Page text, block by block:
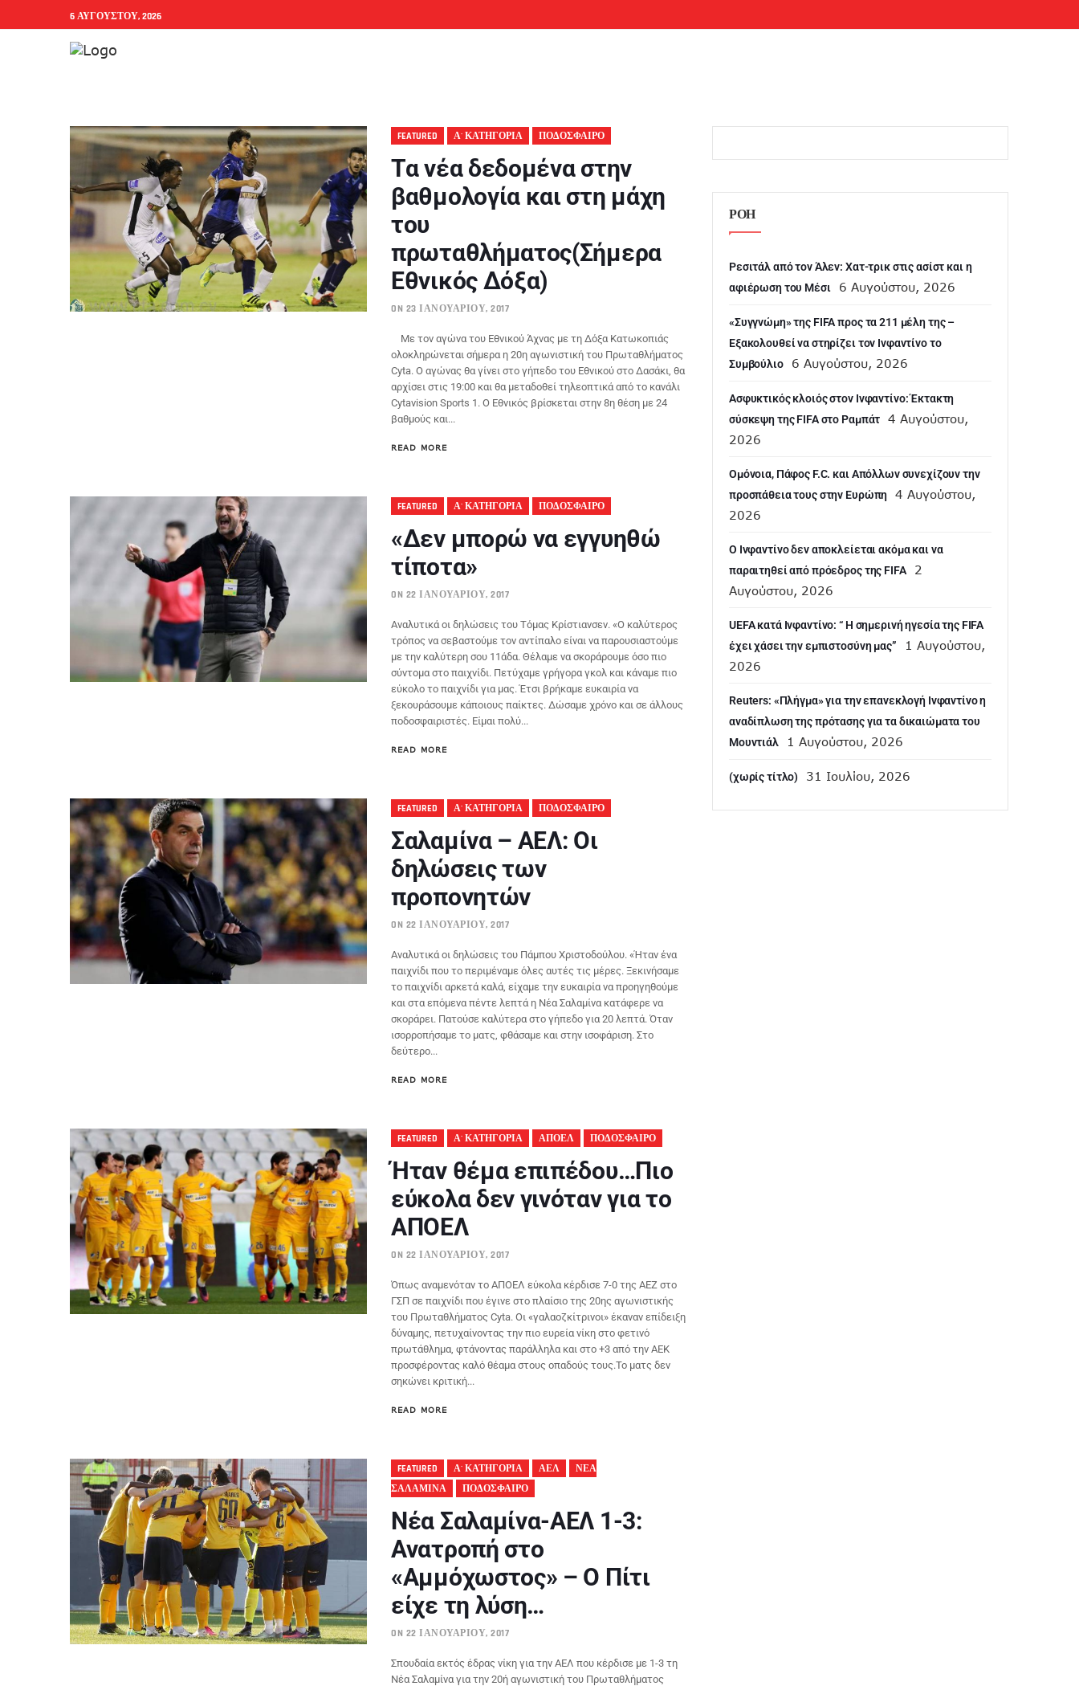
6 ΑΥΓΟΎΣΤΟΥ, 2026
FEATURED Α' ΚΑΤΗΓΟΡΙΑ ΠΟΔΟΣΦΑΙΡΟ
Τα νέα δεδομένα στην
βαθμολογία και στη μάχη
του
πρωταθλήματος(Σήμερα
Εθνικός Δόξα)
ON 23 ΙΑΝΟΥΑΡΊΟΥ, 2017
Με τον αγώνα του Εθνικού Άχνας με τη Δόξα Κατωκοπιάς
ολοκληρώνεται σήμερα η 20η αγωνιστική του Πρωταθλήματος
Cyta. Ο αγώνας θα γίνει στο γήπεδο του Εθνικού στο Δασάκι, θα
αρχίσει στις 19:00 και θα μεταδοθεί τηλεοπτικά από το κανάλι
Cytavision Sports 1. Ο Εθνικός βρίσκεται στην 8η θέση με 24
βαθμούς και...
READ MORE
FEATURED Α' ΚΑΤΗΓΟΡΙΑ ΠΟΔΟΣΦΑΙΡΟ
«Δεν μπορώ να εγγυηθώ
τίποτα»
ON 22 ΙΑΝΟΥΑΡΊΟΥ, 2017
Αναλυτικά οι δηλώσεις του Τόμας Κρίστιανσεν. «Ο καλύτερος
τρόπος να σεβαστούμε τον αντίπαλο είναι να παρουσιαστούμε
με την καλύτερη σου 11άδα. Θέλαμε να σκοράρουμε όσο πιο
σύντομα στο παιχνίδι. Πετύχαμε γρήγορα γκολ και κάναμε πιο
εύκολο το παιχνίδι για μας. Έτσι βρήκαμε ευκαιρία να
ξεκουράσουμε κάποιους παίκτες. Δώσαμε χρόνο και σε άλλους
ποδοσφαιριστές. Είμαι πολύ...
READ MORE
FEATURED Α' ΚΑΤΗΓΟΡΙΑ ΠΟΔΟΣΦΑΙΡΟ
Σαλαμίνα – ΑΕΛ: Οι
δηλώσεις των
προπονητών
ON 22 ΙΑΝΟΥΑΡΊΟΥ, 2017
Αναλυτικά οι δηλώσεις του Πάμπου Χριστοδούλου. «Ήταν ένα
παιχνίδι που το περιμέναμε όλες αυτές τις μέρες. Ξεκινήσαμε
το παιχνίδι αρκετά καλά, είχαμε την ευκαιρία να προηγηθούμε
και στα επόμενα πέντε λεπτά η Νέα Σαλαμίνα κατάφερε να
σκοράρει. Πατούσε καλύτερα στο γήπεδο για 20 λεπτά. Όταν
ισορροπήσαμε το ματς, φθάσαμε και στην ισοφάριση. Στο
δεύτερο...
READ MORE
FEATURED Α' ΚΑΤΗΓΟΡΙΑ ΑΠΟΕΛ ΠΟΔΟΣΦΑΙΡΟ
Ήταν θέμα επιπέδου…Πιο
εύκολα δεν γινόταν για το
ΑΠΟΕΛ
ON 22 ΙΑΝΟΥΑΡΊΟΥ, 2017
Όπως αναμενόταν το ΑΠΟΕΛ εύκολα κέρδισε 7-0 της ΑΕΖ στο
ΓΣΠ σε παιχνίδι που έγινε στο πλαίσιο της 20ης αγωνιστικής
του Πρωταθλήματος Cyta. Οι «γαλαοζκίτρινοι» έκαναν επίδειξη
δύναμης, πετυχαίνοντας την πιο ευρεία νίκη στο φετινό
πρωτάθλημα, φτάνοντας παράλληλα και στο +3 από την ΑΕΚ
προσφέροντας καλό θέαμα στους οπαδούς τους.Το ματς δεν
σηκώνει κριτική...
READ MORE
FEATURED Α' ΚΑΤΗΓΟΡΙΑ ΑΕΛ
ΝΕΑ
ΣΑΛΑΜΙΝΑ
ΠΟΔΟΣΦΑΙΡΟ
Νέα Σαλαμίνα-ΑΕΛ 1-3:
Ανατροπή στο
«Αμμόχωστος» – Ο Πίτι
είχε τη λύση…
ON 22 ΙΑΝΟΥΑΡΊΟΥ, 2017
Σπουδαία εκτός έδρας νίκη για την ΑΕΛ που κέρδισε με 1-3 τη
Νέα Σαλαμίνα για την 20ή αγωνιστική του Πρωταθλήματος
ΡΟΗ
Ρεσιτάλ από τον Άλεν: Χατ-τρικ στις ασίστ και η
αφιέρωση του Μέσι
6 Αυγούστου, 2026
«Συγγνώμη» της FIFA προς τα 211 μέλη της –
Εξακολουθεί να στηρίζει τον Ινφαντίνο το
Συμβούλιο
6 Αυγούστου, 2026
Ασφυκτικός κλοιός στον Ινφαντίνο: Έκτακτη
σύσκεψη της FIFA στο Ραμπάτ
4 Αυγούστου,
2026
Ομόνοια, Πάφος F.C. και Απόλλων συνεχίζουν την
προσπάθεια τους στην Ευρώπη
4 Αυγούστου,
2026
Ο Ινφαντίνο δεν αποκλείεται ακόμα και να
παραιτηθεί από πρόεδρος της FIFA
2
Αυγούστου, 2026
UEFA κατά Ινφαντίνο: “ H σημερινή ηγεσία της FIFA
έχει χάσει την εμπιστοσύνη μας”
1 Αυγούστου,
2026
Reuters: «Πλήγμα» για την επανεκλογή Ινφαντίνο η
αναδίπλωση της πρότασης για τα δικαιώματα του
Μουντιάλ
1 Αυγούστου, 2026
(χωρίς τίτλο) 31 Ιουλίου, 2026